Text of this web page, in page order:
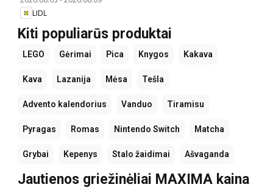
LIDL
Kiti populiarūs produktai
LEGO Gėrimai Pica Knygos Kakava
Kava Lazanija Mėsa Tešla
Advento kalendorius Vanduo Tiramisu
Pyragas Romas Nintendo Switch Matcha
Grybai Kepenys Stalo žaidimai Ašvaganda
Jautienos griežinėliai MAXIMA kaina